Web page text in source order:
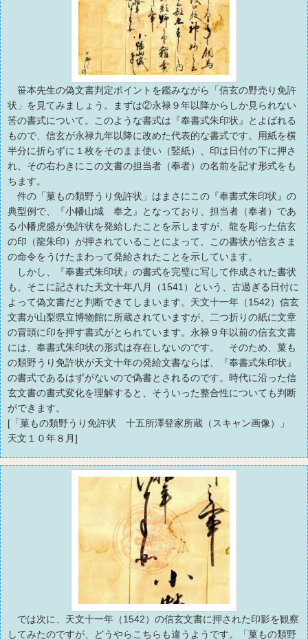
笹本先生の偽文書判定ポイントを鑑みながら「信玄の野売り免許
状」を見てみましょう。まずは②永禄９年以降からしか見られない
筈の書式について。このような書式は『奉書式朱印状』とよばれる
もので、信玄が永禄九年以降に改めた代表的な書式です。用紙を横
半分に折らずに１枚をそのまま使い（竪紙）、印は日付の下に押さ
れ、その右わきにこの文書の担当者（奉者）の名前を記す形式をも
ちます。
件の「菓もの類野うり免許状」はまさにこの『奉書式朱印状』の
典型例で、『小幡山城 奉之』となっており、担当者（奉者）であ
る小幡虎盛が免許状を発給したことを示しますが、龍を彫った信玄
の印（龍朱印）が押されていることによって、この書状が信玄さま
の命令をうけたまわって発給されたことを示しています。
しかし、『奉書式朱印状』の書式を完璧に写して作成された書状
も、そこに記された天文十年八月（1541）という、古過ぎる日付に
よって偽文書だと判断できてしまいます。天文十一年（1542）信玄
文書が山梨県立博物館に所蔵されていますが、二つ折りの紙に文章
の冒頭に印を押す書式がとられています。永禄９年以前の信玄文書
には、奉書式朱印状の形式は存在しないのです。 そのため、菓も
の類野うり免許状が天文十年の発給文書ならば、『奉書式朱印状』
の書式であるはずがないので偽書とされるのです。時代に沿った信
玄文書の書式変化を理解すると、そういった整合性についても判断
ができます。
[「菓もの類野うり免許状 十五所澤登家所蔵（スキャン画像）」
天文１０年８月]
では次に、天文十一年（1542）の信玄文書に押された印影を観察
してみたのですが、どうやらこちらも違うようです。「菓もの類野